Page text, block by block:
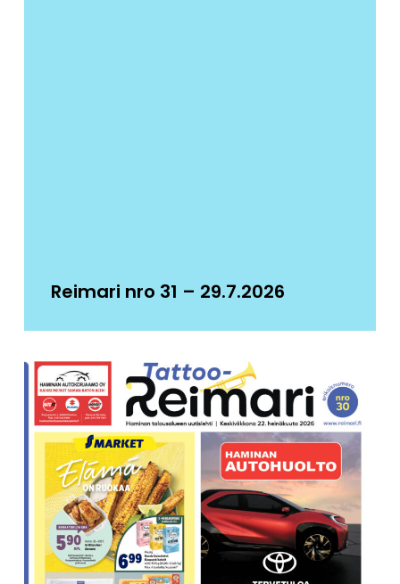
Reimari nro 31 – 29.7.2026